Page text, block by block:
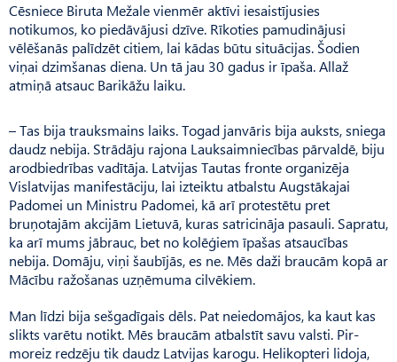
Cēsniece Biruta Mežale vienmēr aktīvi iesaistījusies
notikumos, ko piedāvājusi dzīve. Rīkoties pamudinājusi
vēlēšanās palīdzēt citiem, lai kādas būtu situācijas. Šodien
viņai dzimšanas diena. Un tā jau 30 gadus ir īpaša. Allaž
atmiņā atsauc Barikāžu laiku.
– Tas bija trauksmains laiks. Togad janvāris bija auksts, sniega
daudz nebija. Strādāju rajona Lauksaimniecības pārvaldē, biju
arodbiedrības vadītāja. Latvijas Tautas fronte organizēja
Vislatvijas manifestāciju, lai izteiktu atbalstu Augstākajai
Padomei un Ministru Padomei, kā arī protestētu pret
bruņotajām akcijām Lietuvā, kuras satricināja pasauli. Sapratu,
ka arī mums jābrauc, bet no kolēģiem īpašas atsaucības
nebija. Domāju, viņi šaubījās, es ne. Mēs daži braucām kopā ar
Mācību ražošanas uzņēmuma cilvēkiem.
Man līdzi bija sešgadīgais dēls. Pat neiedomājos, ka kaut kas
slikts varētu notikt. Mēs braucām atbalstīt savu valsti. Pir­
moreiz redzēju tik daudz Latvijas karogu. Helikopteri lidoja,